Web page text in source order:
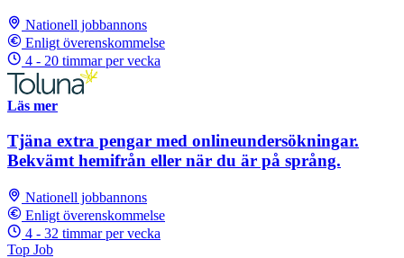
Nationell jobbannons
Enligt överenskommelse
4 - 20 timmar per vecka
Läs mer
Tjäna extra pengar med onlineundersökningar.
Bekvämt hemifrån eller när du är på språng.
Nationell jobbannons
Enligt överenskommelse
4 - 32 timmar per vecka
Top Job